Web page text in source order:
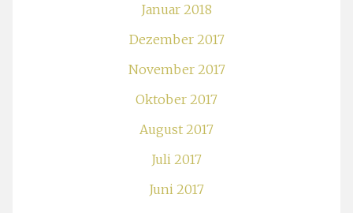
Januar 2018
Dezember 2017
November 2017
Oktober 2017
August 2017
Juli 2017
Juni 2017